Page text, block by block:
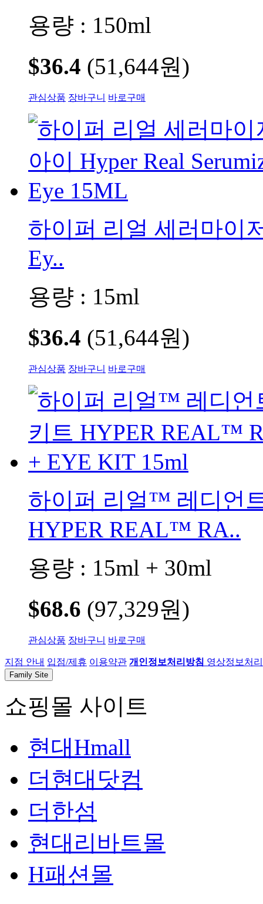
용량 : 150ml
$36.4 (51,644원)
관심상품 장바구니 바로구매
하이퍼 리얼 세러마이
Ey..
용량 : 15ml
$36.4 (51,644원)
관심상품 장바구니 바로구매
하이퍼 리얼™ 레디언
HYPER REAL™ RA..
용량 : 15ml + 30ml
$68.6 (97,329원)
관심상품 장바구니 바로구매
지점 안내 입점/제휴 이용약관 개인정보처리방침 영상정보처
Family Site
쇼핑몰 사이트
현대Hmall
더현대닷컴
더한섬
현대리바트몰
H패션몰